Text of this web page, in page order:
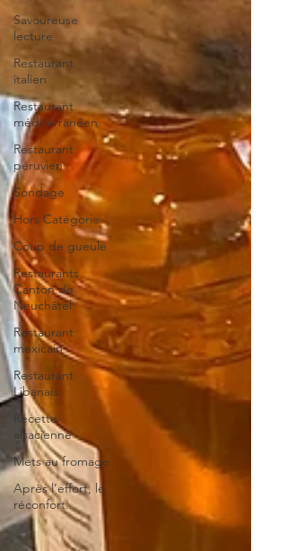
Savoureuse
lecture
Restaurant
italien
Restaurant
méditerranéen
Restaurant
péruvien
Sondage
Hors Catégorie
Coup de gueule
Restaurants
Canton de
Neuchâtel
Restaurant
mexicain
Restaurant
Libanais
Recette
alsacienne
Mets au fromage
Après l’effort, le
réconfort.